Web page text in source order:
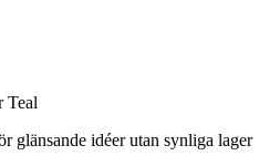
Teal
glänsande idéer utan synliga lager